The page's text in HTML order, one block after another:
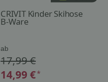
CRIVIT Kinder Skihose
B-Ware
ab
17,99 €
14,99 €*